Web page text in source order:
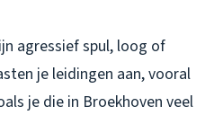
agressief spul, loog of
je leidingen aan, vooral
je die in Broekhoven veel